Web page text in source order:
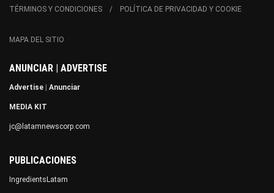
TÉRMINOS Y CONDICIONES POLÍTICA DE PRIVACIDAD Y COOKIE
MAPA DEL SITIO
ANUNCIAR | ADVERTISE
Advertise Anunciar
MEDIA KIT
jc@latamnewscorp.com
PUBLICACIONES
IngredientsLatam